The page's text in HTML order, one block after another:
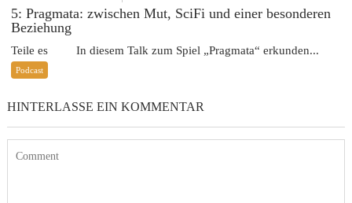
5: Pragmata: zwischen Mut, SciFi und einer besonderen
Beziehung
Teile es In diesem Talk zum Spiel „Pragmata“ erkunden...
Podcast
HINTERLASSE EIN KOMMENTAR